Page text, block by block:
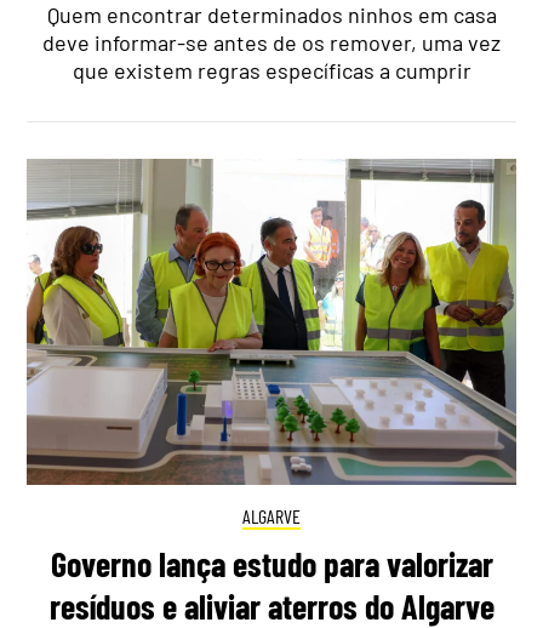
Quem encontrar determinados ninhos em casa
deve informar-se antes de os remover, uma vez
que existem regras específicas a cumprir
ALGARVE
Governo lança estudo para valorizar
resíduos e aliviar aterros do Algarve